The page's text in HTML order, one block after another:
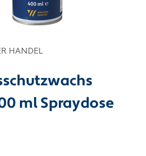
HANDEL
ml Spraydose